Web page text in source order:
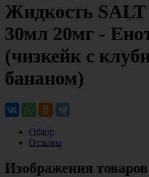
Жидкость SALT
30мл 20мг -
(чизкейк с
бананом)
Обзор
Отзывы
Изображения товаров